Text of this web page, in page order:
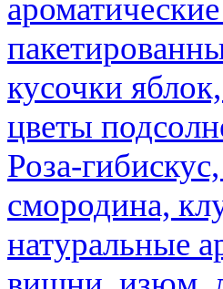
кусочки
цветы
Роза-
смородина,
натуральные